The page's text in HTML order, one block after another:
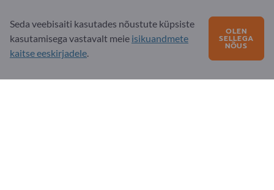
Küsimusi?
KKK - korduma kippuvad küsimused
Seda veebisaiti kasutades nõustute küpsiste
kasutamisega vastavalt meie isikuandmete
kaitse eeskirjadele.
OLEN
SELLEGA
NÕUS